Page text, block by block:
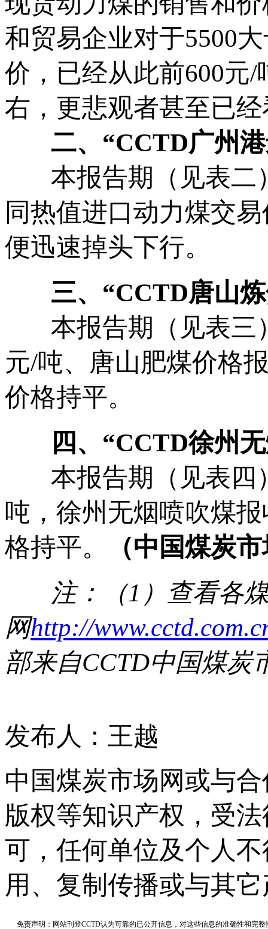
和贸易企业对于5500
价，已经从此前600元
右，更悲观者甚至已
二、“CCTD广州
本报告期（见表二
同热值进口动力煤交
便迅速掉头下行。
三、“CCTD唐山
本报告期（见表三
元/吨、唐山肥煤价格
价格持平。
四、“CCTD徐州
本报告期（见表四
吨，徐州无烟喷吹煤
格持平。
（中国煤炭
注：（1 ）查看各
网http://
部来自CCTD中国煤炭
发布人：王越
中国煤炭市场网或与
版权等知识产权，受
可，任何单位及个人
用、复制传播或与其
免责声明：网站刊登CCTD认为可靠的已公开信息，对这些信息的准确性和完